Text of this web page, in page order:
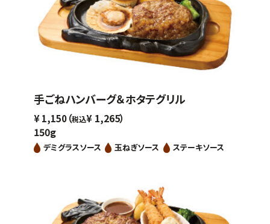
手ごねハンバーグ＆ホタテグリル
¥1,150（税込¥1,265）
150g
デミグラスソース 玉ねぎソース ステーキソース